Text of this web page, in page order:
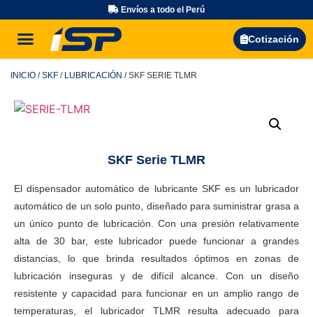
Envíos a todo el Perú
Cotización
INICIO /SKF / LUBRICACIÓN / SKF SERIE TLMR
SKF Serie TLMR
El dispensador automático de lubricante SKF es un lubricador
automático de un solo punto, diseñado para suministrar grasa a
un único punto de lubricación. Con una presión relativamente
alta de 30 bar, este lubricador puede funcionar a grandes
distancias, lo que brinda resultados óptimos en zonas de
lubricación inseguras y de difícil alcance. Con un diseño
resistente y capacidad para funcionar en un amplio rango de
temperaturas, el lubricador TLMR resulta adecuado para